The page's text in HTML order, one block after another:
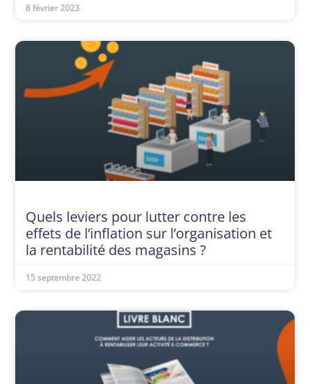
8 février 2023
Quels leviers pour lutter contre les
effets de l’inflation sur l’organisation et
la rentabilité des magasins ?
15 septembre 2022